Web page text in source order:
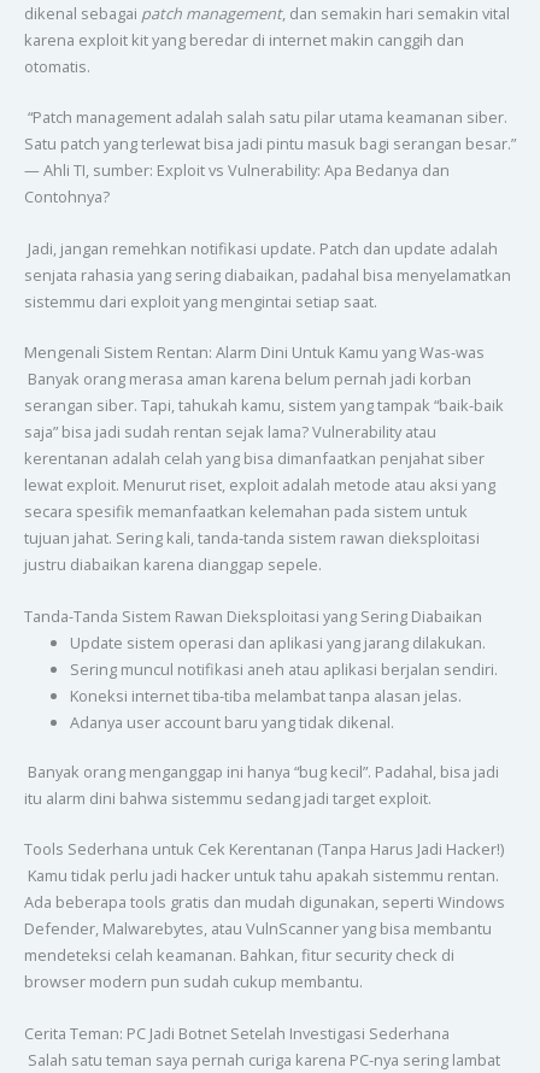
dikenal sebagai patch management, dan semakin hari semakin vital
karena exploit kit yang beredar di internet makin canggih dan
otomatis.
“Patch management adalah salah satu pilar utama keamanan siber.
Satu patch yang terlewat bisa jadi pintu masuk bagi serangan besar.”
— Ahli TI, sumber: Exploit vs Vulnerability: Apa Bedanya dan
Contohnya?
Jadi, jangan remehkan notifikasi update. Patch dan update adalah
senjata rahasia yang sering diabaikan, padahal bisa menyelamatkan
sistemmu dari exploit yang mengintai setiap saat.
Mengenali Sistem Rentan: Alarm Dini Untuk Kamu yang Was-was
Banyak orang merasa aman karena belum pernah jadi korban
serangan siber. Tapi, tahukah kamu, sistem yang tampak “baik-baik
saja” bisa jadi sudah rentan sejak lama? Vulnerability atau
kerentanan adalah celah yang bisa dimanfaatkan penjahat siber
lewat exploit. Menurut riset, exploit adalah metode atau aksi yang
secara spesifik memanfaatkan kelemahan pada sistem untuk
tujuan jahat. Sering kali, tanda-tanda sistem rawan dieksploitasi
justru diabaikan karena dianggap sepele.
Tanda-Tanda Sistem Rawan Dieksploitasi yang Sering Diabaikan
Update sistem operasi dan aplikasi yang jarang dilakukan.
Sering muncul notifikasi aneh atau aplikasi berjalan sendiri.
Koneksi internet tiba-tiba melambat tanpa alasan jelas.
Adanya user account baru yang tidak dikenal.
Banyak orang menganggap ini hanya “bug kecil”. Padahal, bisa jadi
itu alarm dini bahwa sistemmu sedang jadi target exploit.
Tools Sederhana untuk Cek Kerentanan (Tanpa Harus Jadi Hacker!)
Kamu tidak perlu jadi hacker untuk tahu apakah sistemmu rentan.
Ada beberapa tools gratis dan mudah digunakan, seperti Windows
Defender, Malwarebytes, atau VulnScanner yang bisa membantu
mendeteksi celah keamanan. Bahkan, fitur security check di
browser modern pun sudah cukup membantu.
Cerita Teman: PC Jadi Botnet Setelah Investigasi Sederhana
Salah satu teman saya pernah curiga karena PC-nya sering lambat